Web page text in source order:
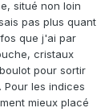
situé non loin
pas plus quant
que j'ai par
cristaux
pour sortir
Pour les indices
mieux placé